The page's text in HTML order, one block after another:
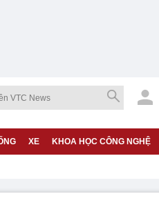
XE KHOA HỌC CÔNG NGHỆ